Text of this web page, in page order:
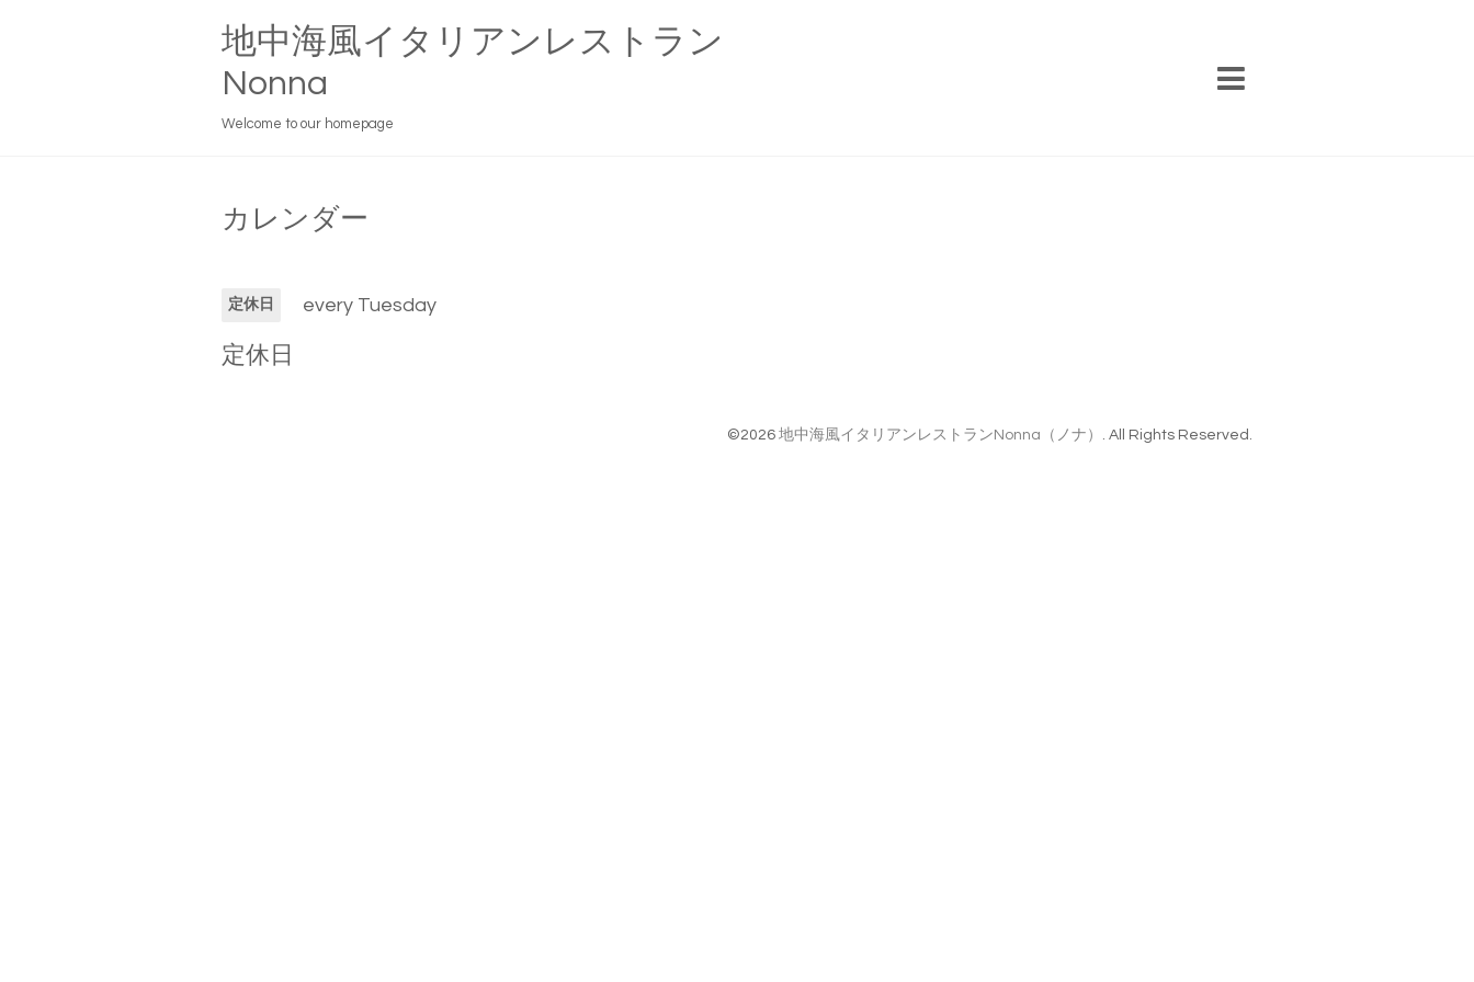
地中海風イタリアンレストラン
Nonna
Welcome to our homepage
カレンダー
定休日 every Tuesday
定休日
©2026 地中海風イタリアンレストランNonna（ノナ） . All Rights Reserved.